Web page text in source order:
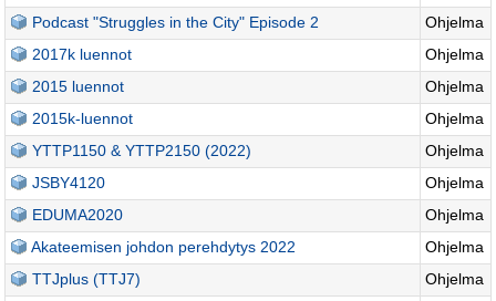
Podcast "Struggles in the City" Episode 2
Ohjelma
2017k luennot
Ohjelma
2015 luennot
Ohjelma
2015k-luennot
Ohjelma
YTTP1150 & YTTP2150 (2022)
Ohjelma
JSBY4120
Ohjelma
EDUMA2020
Ohjelma
Akateemisen johdon perehdytys 2022
Ohjelma
TTJplus (TTJ7)
Ohjelma